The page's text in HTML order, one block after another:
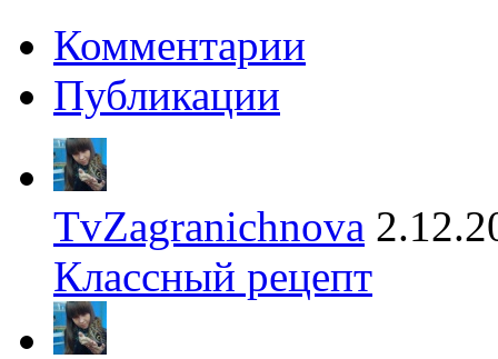
Комментарии
Публикации
TvZagranichnova
Классный рецепт